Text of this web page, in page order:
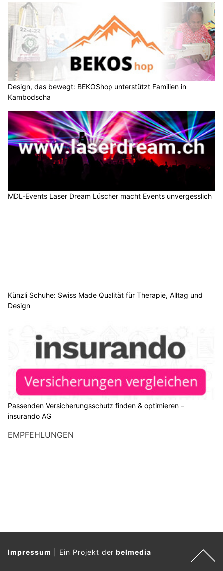
Design, das bewegt: BEKOShop unterstützt Familien in
Kambodscha
MDL-Events Laser Dream Lüscher macht Events unvergesslich
Künzli Schuhe: Swiss Made Qualität für Therapie, Alltag und
Design
Passenden Versicherungsschutz finden & optimieren –
insurando AG
EMPFEHLUNGEN
Impressum Ein Projekt derbelmedia